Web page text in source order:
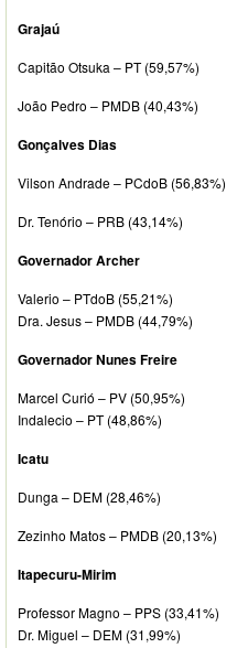
Grajaú
Capitão Otsuka – PT (59,57%)
João Pedro – PMDB (40,43%)
Gonçalves Dias
Vilson Andrade – PCdoB (56,83%)
Dr. Tenório – PRB (43,14%)
Governador Archer
Valerio – PTdoB (55,21%)
Dra. Jesus – PMDB (44,79%)
Governador Nunes Freire
Marcel Curió – PV (50,95%)
Indalecio – PT (48,86%)
Icatu
Dunga – DEM (28,46%)
Zezinho Matos – PMDB (20,13%)
Itapecuru-Mirim
Professor Magno – PPS (33,41%)
Dr. Miguel – DEM (31,99%)